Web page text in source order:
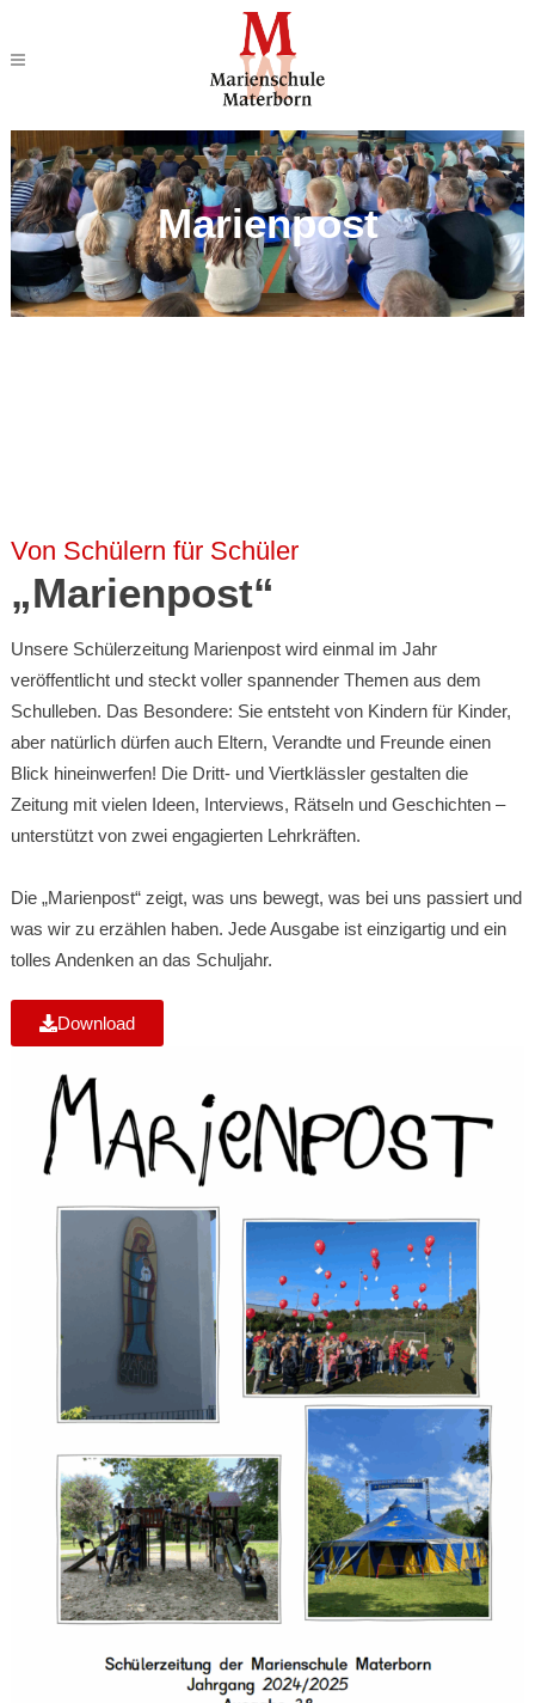
Marienpost
Von Schülern für Schüler
„Marienpost“
Unsere Schülerzeitung Marienpost wird einmal im Jahr
veröffentlicht und steckt voller spannender Themen aus dem
Schulleben. Das Besondere: Sie entsteht von Kindern für Kinder,
aber natürlich dürfen auch Eltern, Verandte und Freunde einen
Blick hineinwerfen! Die Dritt- und Viertklässler gestalten die
Zeitung mit vielen Ideen, Interviews, Rätseln und Geschichten –
unterstützt von zwei engagierten Lehrkräften.
Die „Marienpost“ zeigt, was uns bewegt, was bei uns passiert und
was wir zu erzählen haben. Jede Ausgabe ist einzigartig und ein
tolles Andenken an das Schuljahr.
Download